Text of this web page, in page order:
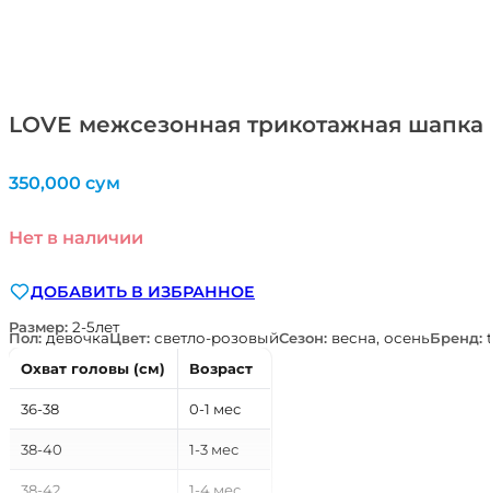
LOVE межсезонная трикотажная
350,000 сум
Нет в наличии
ДОБАВИТЬ В ИЗБРАННОЕ
Размер: 2-5лет
Пол:девочкаЦвет: светло-розовыйСезон: весна, осеньБренд:
Охват головы (см)
Возраст
36-38 0-1 мес
38-40 1-3 мес